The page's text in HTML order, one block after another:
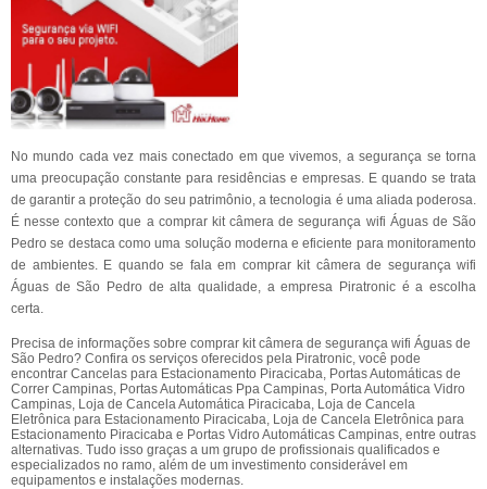
No mundo cada vez mais conectado em que vivemos, a segurança se torna
uma preocupação constante para residências e empresas. E quando se trata
de garantir a proteção do seu patrimônio, a tecnologia é uma aliada poderosa.
É nesse contexto que a comprar kit câmera de segurança wifi Águas de São
Pedro se destaca como uma solução moderna e eficiente para monitoramento
de ambientes. E quando se fala em comprar kit câmera de segurança wifi
Águas de São Pedro de alta qualidade, a empresa Piratronic é a escolha
certa.
Precisa de informações sobre comprar kit câmera de segurança wifi Águas de
São Pedro? Confira os serviços oferecidos pela Piratronic, você pode
encontrar Cancelas para Estacionamento Piracicaba, Portas Automáticas de
Correr Campinas, Portas Automáticas Ppa Campinas, Porta Automática Vidro
Campinas, Loja de Cancela Automática Piracicaba, Loja de Cancela
Eletrônica para Estacionamento Piracicaba, Loja de Cancela Eletrônica para
Estacionamento Piracicaba e Portas Vidro Automáticas Campinas, entre outras
alternativas. Tudo isso graças a um grupo de profissionais qualificados e
especializados no ramo, além de um investimento considerável em
equipamentos e instalações modernas.